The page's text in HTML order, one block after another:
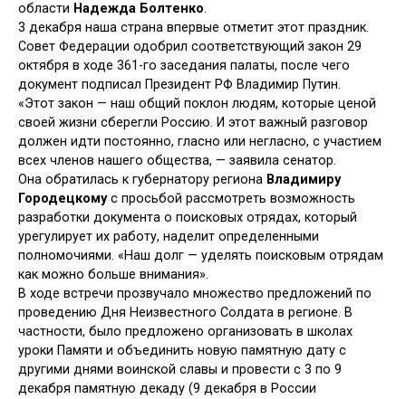
области Надежда Болтенко.
3 декабря наша страна впервые отметит этот праздник.
Совет Федерации одобрил соответствующий закон 29
октября в ходе 361-го заседания палаты, после чего
документ подписал Президент РФ Владимир Путин.
«Этот закон — наш общий поклон людям, которые ценой
своей жизни сберегли Россию. И этот важный разговор
должен идти постоянно, гласно или негласно, с участием
всех членов нашего общества, — заявила сенатор.
Она обратилась к губернатору региона Владимиру
Городецкомус просьбой рассмотреть возможность
разработки документа о поисковых отрядах, который
урегулирует их работу, наделит определенными
полномочиями. «Наш долг — уделять поисковым отрядам
как можно больше внимания».
В ходе встречи прозвучало множество предложений по
проведению Дня Неизвестного Солдата в регионе. В
частности, было предложено организовать в школах
уроки Памяти и объединить новую памятную дату с
другими днями воинской славы и провести с 3 по 9
декабря памятную декаду (9 декабря в России